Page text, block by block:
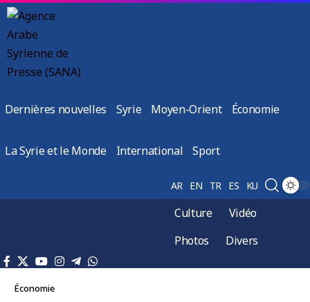
Dernières nouvelles Syrie Moyen-Orient Économie
La Syrie et le Monde International Sport
AR EN TR ES KU
Culture
Vidéo
Photos
Divers
Économie